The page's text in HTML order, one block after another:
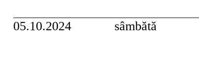
05.10.2024 sâmbătă